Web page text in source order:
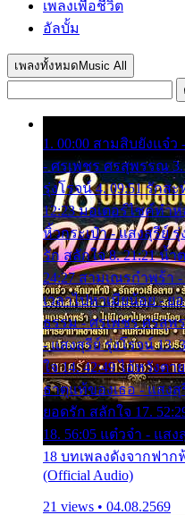
เพลงเพื่อชีวิต
อัลบั้ม
เพลงทั้งหมด Music All
1. 00:00 สามสิบยังแจ๋ว
- ศรเพชร ศรสุพรรณ 3.
รุ่งโรจน์ 4. 09:51 รักส
12:23 มอเตอร์ไซค์ทำ
หิ้วกระเป๋า - แสงสุรีย์ รุ่
รัก สลักใจ 8. 21:21 น้
24:27 สามเณรกำพร้า
เวลาไปหาเมียน้อย - ย
ธรรม - ศรเพชร ศรสุพ
- แสงสุรีย์ รุ่งโรจน์ 13.
ใจ 14. 42:49 ไอ้หวังต
ธาตุแท้ของเธอ - แสงสุ
ยอดรัก สลักใจ 17.
18. 56:05 แต๋วจ๋า - แส
18 บทเพลงดังจากฟาก
(Official Audio)
21 views • 04.08.2569